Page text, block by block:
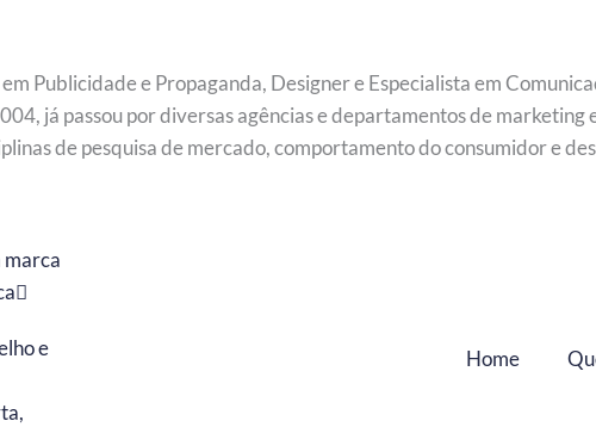
Publicidade e Propaganda, Designer e Especialista em
já passou por diversas agências e departamentos de marketing
de pesquisa de mercado, comportamento do consumidor e
marca
Next
Home